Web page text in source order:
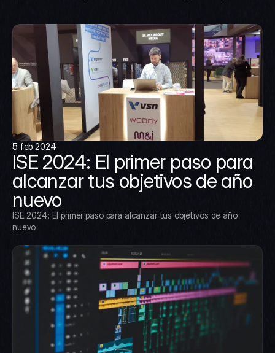
5 feb 2024
ISE 2024: El primer paso para
alcanzar tus objetivos de año
nuevo
ISE 2024: El primer paso para alcanzar tus objetivos de año
nuevo